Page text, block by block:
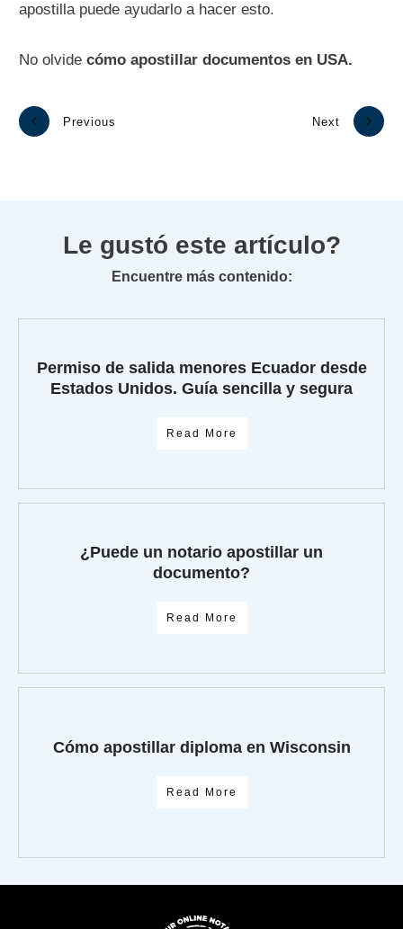
apostilla puede ayudarlo a hacer esto.
No olvide cómo apostillar documentos en USA.
Previous Next
Le gustó este artículo?
Encuentre más contenido:
Permiso de salida menores Ecuador desde
Estados Unidos. Guía sencilla y segura
Read More
¿Puede un notario apostillar un
documento?
Read More
Cómo apostillar diploma en Wisconsin
Read More